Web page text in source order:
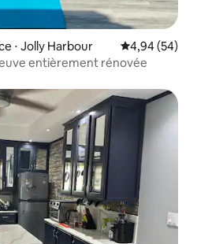
⋅ Jolly Harbour Évaluation
4,94 (54)
entièrement rénovée